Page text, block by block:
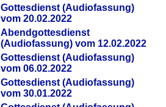
Gottesdienst (Audiofassung)
vom 20.02.2022
Abendgottesdienst
(Audiofassung) vom 12.02.2022
Gottesdienst (Audiofassung)
vom 06.02.2022
Gottesdienst (Audiofassung)
vom 30.01.2022